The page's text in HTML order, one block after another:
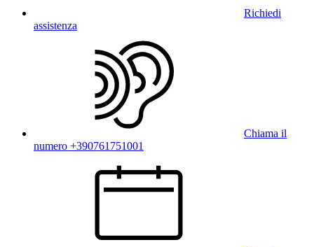
Richiedi
assistenza
Chiama il
numero +390761751001